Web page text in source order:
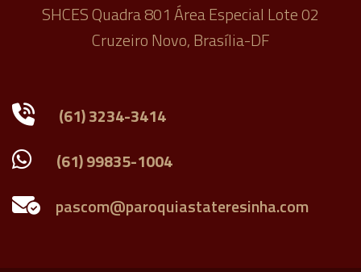
SHCES Quadra 801 Área Especial Lote 02
Cruzeiro Novo, Brasília-DF
(61) 3234-3414
(61) 99835-1004